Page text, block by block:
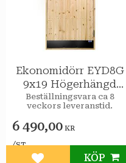
Ekonomidörr EYD8G
9x19 Högerhängd
STAR Varmförråd 2-
glas isolerruta
Beställningsvara ca 8
veckors leveranstid.
6 490,00 KR
/ST
KÖP